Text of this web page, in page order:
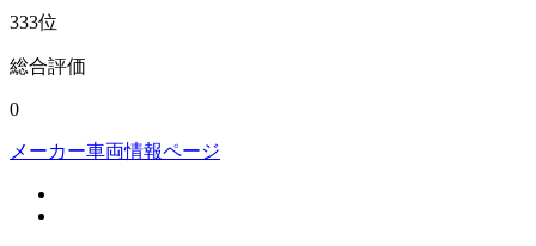
333位
総合評価
0
メーカー車両情報ページ